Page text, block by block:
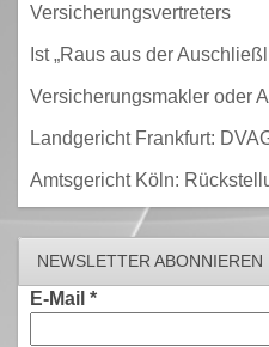
Versicherungsvertreters
Ist „Raus aus der
Versicherungsmakler oder
Landgericht Frankfurt:
Amtsgericht Köln:
NEWSLETTER ABONNIEREN
E-Mail *